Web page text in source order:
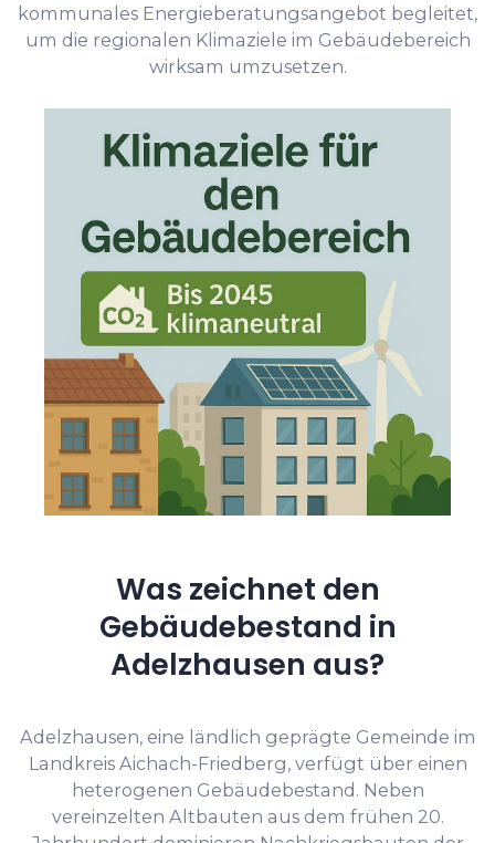
kommunales Energieberatungsangebot begleitet,
um die regionalen Klimaziele im Gebäudebereich
wirksam umzusetzen.
Was zeichnet den
Gebäudebestand in
Adelzhausen aus?
Adelzhausen, eine ländlich geprägte Gemeinde im
Landkreis Aichach-Friedberg, verfügt über einen
heterogenen Gebäudebestand. Neben
vereinzelten Altbauten aus dem frühen 20.